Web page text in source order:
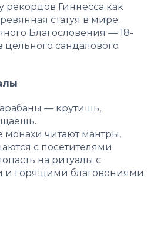
рекордов Гиннесса как
статуя в мире.
Благословения — 18-
цельного сандалового
— крутишь,
монахи читают мантры,
с посетителями.
на ритуалы с
горящими благовониями.